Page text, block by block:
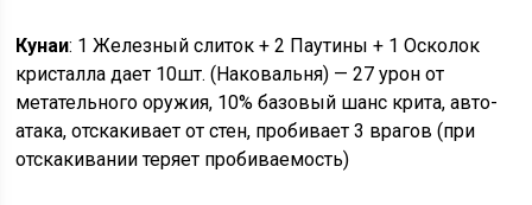
Кунаи: 1 Железный слиток + 2 Паутины + 1 Осколок
кристалла дает 10шт. (Наковальня) — 27 урон от
метательного оружия, 10% базовый шанс крита, авто-
атака, отскакивает от стен, пробивает 3 врагов (при
отскакивании теряет пробиваемость)